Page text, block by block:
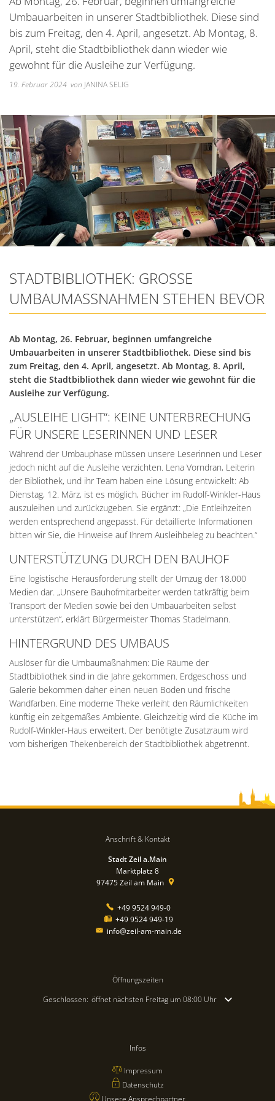
2025
Online Anträge Online Portal
Stellenangebote Bauhofmitarbeiter für
Bekanntmachungen
Bekanntmachung zum
Kommunalwahl 2026
Wohnen im
Integration
Friedhof
Kommunale Wärmeplanung
Wohnmobilstellplatz
Wein, Bier und Edelbrände
Umbauarbeiten in unserer Stadtbibliothek. Diese sind
bis zum Freitag, den 4. April, angesetzt. Ab Montag, 8.
April, steht die Stadtbibliothek dann wieder wie
gewohnt für die Ausleihe zur Verfügung.
19. Februar 2024 von JANINA SELIG
STADTBIBLIOTHEK: GROSSE U
MBAUMASSNAHMEN STEHEN BEVOR
Ab Montag, 26. Februar, beginnen umfangreiche
Umbauarbeiten in unserer Stadtbibliothek. Diese sind bis
zum Freitag, den 4. April, angesetzt. Ab Montag, 8. April,
steht die Stadtbibliothek dann wieder wie gewohnt für die
Ausleihe zur Verfügung.
„AUSLEIHE LIGHT“: KEINE UNTERBRECHUNG
FÜR UNSERE LESERINNEN UND LESER
Während der Umbauphase müssen unsere Leserinnen und Leser
jedoch nicht auf die Ausleihe verzichten. Lena Vorndran, Leiterin
der Bibliothek, und ihr Team haben eine Lösung entwickelt: Ab
Dienstag, 12. März, ist es möglich, Bücher im Rudolf-Winkler-Haus
auszuleihen und zurückzugeben. Sie ergänzt: „Die Entleihzeiten
werden entsprechend angepasst. Für detaillierte Informationen
bitten wir Sie, die Hinweise auf Ihrem Ausleihbeleg zu beachten.“
UNTERSTÜTZUNG DURCH DEN BAUHOF
Eine logistische Herausforderung stellt der Umzug der 18.000
Medien dar. „Unsere Bauhofmitarbeiter werden tatkräftig beim
Transport der Medien sowie bei den Umbauarbeiten selbst
unterstützen“, erklärt Bürgermeister Thomas Stadelmann.
HINTERGRUND DES UMBAUS
Auslöser für die Umbaumaßnahmen: Die Räume der
Stadtbibliothek sind in die Jahre gekommen. Erdgeschoss und
Galerie bekommen daher einen neuen Boden und frische
Wandfarben. Eine moderne Theke verleiht den Räumlichkeiten
künftig ein zeitgemäßes Ambiente. Gleichzeitig wird die Küche im
Rudolf-Winkler-Haus erweitert. Der benötigte Zusatzraum wird
vom bisherigen Thekenbereich der Stadtbibliothek abgetrennt.
Anschrift & Kontakt
Stadt Zeil a.Main
Marktplatz 8
97475Zeil am Main
+49 9524 949-0
+49 9524 949-19
info@zeil-am-main.de
Öffnungszeiten
Klicken, um weitere Öffnungs- oder Schließzeiten auszublenden
Geschlossen: öffnet nächsten Freitag um 08:00 Uhr
Infos
Impressum
Datenschutz
Unsere Ansprechpartner